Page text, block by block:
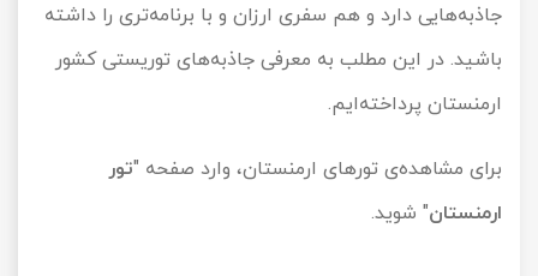
جاذبه‌هایی دارد و هم سفری ارزان و با برنامه‌تری را داشته
باشید. در این مطلب به معرفی جاذبه‌های توریستی کشور
ارمنستان پرداخته‌ایم.
برای مشاهده‌ی تورهای ارمنستان، وارد صفحه "تور
ارمنستان" شوید.
تور طبس
تور کویر کاراکال
تور کویر مصر
تور کیش از ساری
اقساطی
تور کیش از بندرعباس
تور مالدیو
تور قزاقستان اقساطی
تور زیارتی اقساطی